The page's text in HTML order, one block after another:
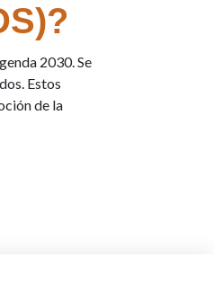
2030. Se
Estos
de la